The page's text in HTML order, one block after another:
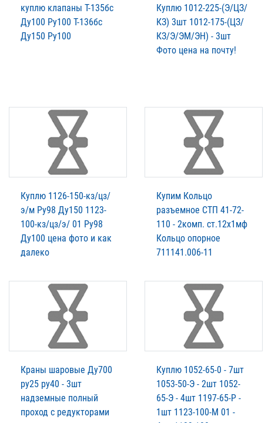
куплю клапаны Т-135бс
Ду100 Ру100 Т-136бс
Ду150 Ру100
Куплю 1012-225-(Э/ЦЗ/
КЗ) 3шт 1012-175-(ЦЗ/
КЗ/Э/ЭМ/ЭН) - 3шт
Фото цена на почту!
Куплю 1126-150-кз/цз/
э/м Ру98 Ду150 1123-
100-кз/цз/э/ 01 Ру98
Ду100 цена фото и как
далеко
Купим Кольцо
разъемное СТП 41-72-
110 - 2комп. ст.12х1мф
Кольцо опорное
711141.006-11
Краны шаровые Ду700
ру25 ру40 - 3шт
надземные полный
проход с редукторами
Куплю 1052-65-0 - 7шт
1053-50-Э - 2шт 1052-
65-Э - 4шт 1197-65-Р -
1шт 1123-100-М 01 -